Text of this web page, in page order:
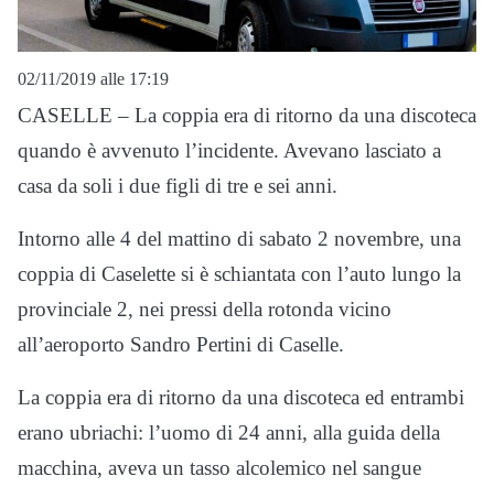
02/11/2019 alle 17:19
CASELLE – La coppia era di ritorno da una discoteca
quando è avvenuto l’incidente. Avevano lasciato a
casa da soli i due figli di tre e sei anni.
Intorno alle 4 del mattino di sabato 2 novembre, una
coppia di Caselette si è schiantata con l’auto lungo la
provinciale 2, nei pressi della rotonda vicino
all’aeroporto Sandro Pertini di Caselle.
La coppia era di ritorno da una discoteca ed entrambi
erano ubriachi: l’uomo di 24 anni, alla guida della
macchina, aveva un tasso alcolemico nel sangue